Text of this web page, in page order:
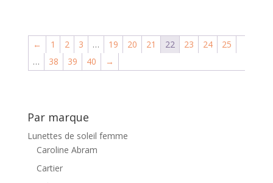
← 1 2 3 … 19 20 21 22 23 24
25
…
38 39 40 →
Par marque
Lunettes de soleil femme
Caroline Abram
Cartier